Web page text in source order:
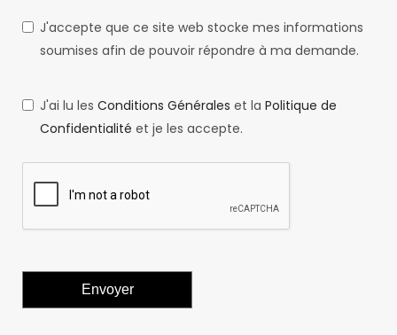
J'accepte que ce site web stocke mes informations
soumises afin de pouvoir répondre à ma demande.
J'ai lu les Conditions Générales et la Politique de
Confidentialité et je les accepte.
Envoyer